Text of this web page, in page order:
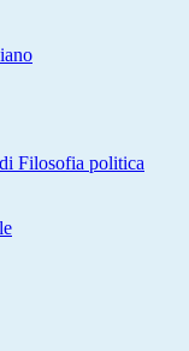
Filosofia politica